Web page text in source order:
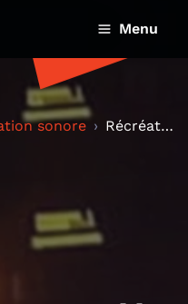
Menu
sonore Récréation sonore // Leah Barclay / Suer